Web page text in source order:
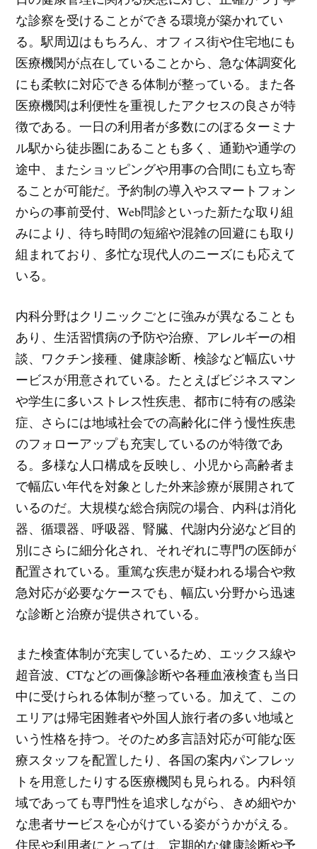
な診察を受けることができる環境が築かれてい
る。駅周辺はもちろん、オフィス街や住宅地にも
医療機関が点在していることから、急な体調変化
にも柔軟に対応できる体制が整っている。また各
医療機関は利便性を重視したアクセスの良さが特
徴である。一日の利用者が多数にのぼるターミナ
ル駅から徒歩圏にあることも多く、通勤や通学の
途中、またショッピングや用事の合間にも立ち寄
ることが可能だ。予約制の導入やスマートフォン
からの事前受付、Web問診といった新たな取り組
みにより、待ち時間の短縮や混雑の回避にも取り
組まれており、多忙な現代人のニーズにも応えて
いる。
内科分野はクリニックごとに強みが異なることも
あり、生活習慣病の予防や治療、アレルギーの相
談、ワクチン接種、健康診断、検診など幅広いサ
ービスが用意されている。たとえばビジネスマン
や学生に多いストレス性疾患、都市に特有の感染
症、さらには地域社会での高齢化に伴う慢性疾患
のフォローアップも充実しているのが特徴であ
る。多様な人口構成を反映し、小児から高齢者ま
で幅広い年代を対象とした外来診療が展開されて
いるのだ。大規模な総合病院の場合、内科は消化
器、循環器、呼吸器、腎臓、代謝内分泌など目的
別にさらに細分化され、それぞれに専門の医師が
配置されている。重篤な疾患が疑われる場合や救
急対応が必要なケースでも、幅広い分野から迅速
な診断と治療が提供されている。
また検査体制が充実しているため、エックス線や
超音波、CTなどの画像診断や各種血液検査も当日
中に受けられる体制が整っている。加えて、この
エリアは帰宅困難者や外国人旅行者の多い地域と
いう性格を持つ。そのため多言語対応が可能な医
療スタッフを配置したり、各国の案内パンフレッ
トを用意したりする医療機関も見られる。内科領
域であっても専門性を追求しながら、きめ細やか
な患者サービスを心がけている姿がうかがえる。
住民や利用者にとっては、定期的な健康診断や予